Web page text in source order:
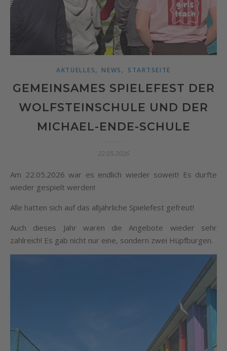
AKTUELLES, NEWS , STARTSEITE
GEMEINSAMES SPIELEFEST DER
WOLFSTEINSCHULE UND DER
MICHAEL-ENDE-SCHULE
22.05.2026
Am 22.05.2026 war es endlich wieder soweit! Es durfte
wieder gespielt werden!
Alle hatten sich auf das alljährliche Spielefest gefreut!
Auch dieses Jahr waren die Angebote wieder sehr
zahlreich! Es gab nicht nur eine, sondern zwei Hüpfburgen.